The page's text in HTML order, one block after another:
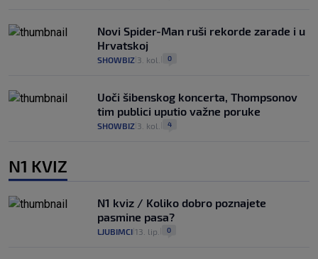
Novi Spider-Man ruši rekorde zarade i u
Hrvatskoj
SHOWBIZ 3. kol. 0
Uoči šibenskog koncerta, Thompsonov
tim publici uputio važne poruke
SHOWBIZ 3. kol. 4
N1 KVIZ
N1 kviz / Koliko dobro poznajete
pasmine pasa?
LJUBIMCI 13. lip. 0